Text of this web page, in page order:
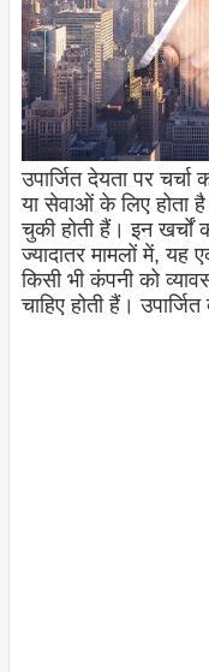
उपार्जित देयता पर
या सेवाओं के लिए होता
चुकी होती हैं। इन खर्चों
ज्यादातर मामलों में, यह
किसी भी कंपनी को
चाहिए होती हैं।